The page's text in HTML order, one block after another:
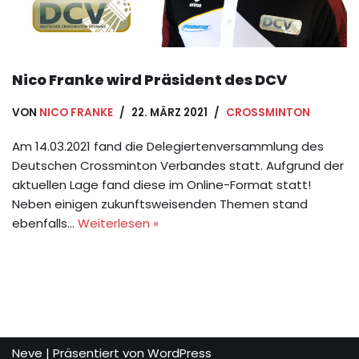
Nico Franke wird Präsident des DCV
VON NICO FRANKE 22. MÄRZ 2021 CROSSMINTON
Am 14.03.2021 fand die Delegiertenversammlung des
Deutschen Crossminton Verbandes statt. Aufgrund der
aktuellen Lage fand diese im Online-Format statt!
Neben einigen zukunftsweisenden Themen stand
ebenfalls… Weiterlesen »
Neve | Präsentiert von WordPress